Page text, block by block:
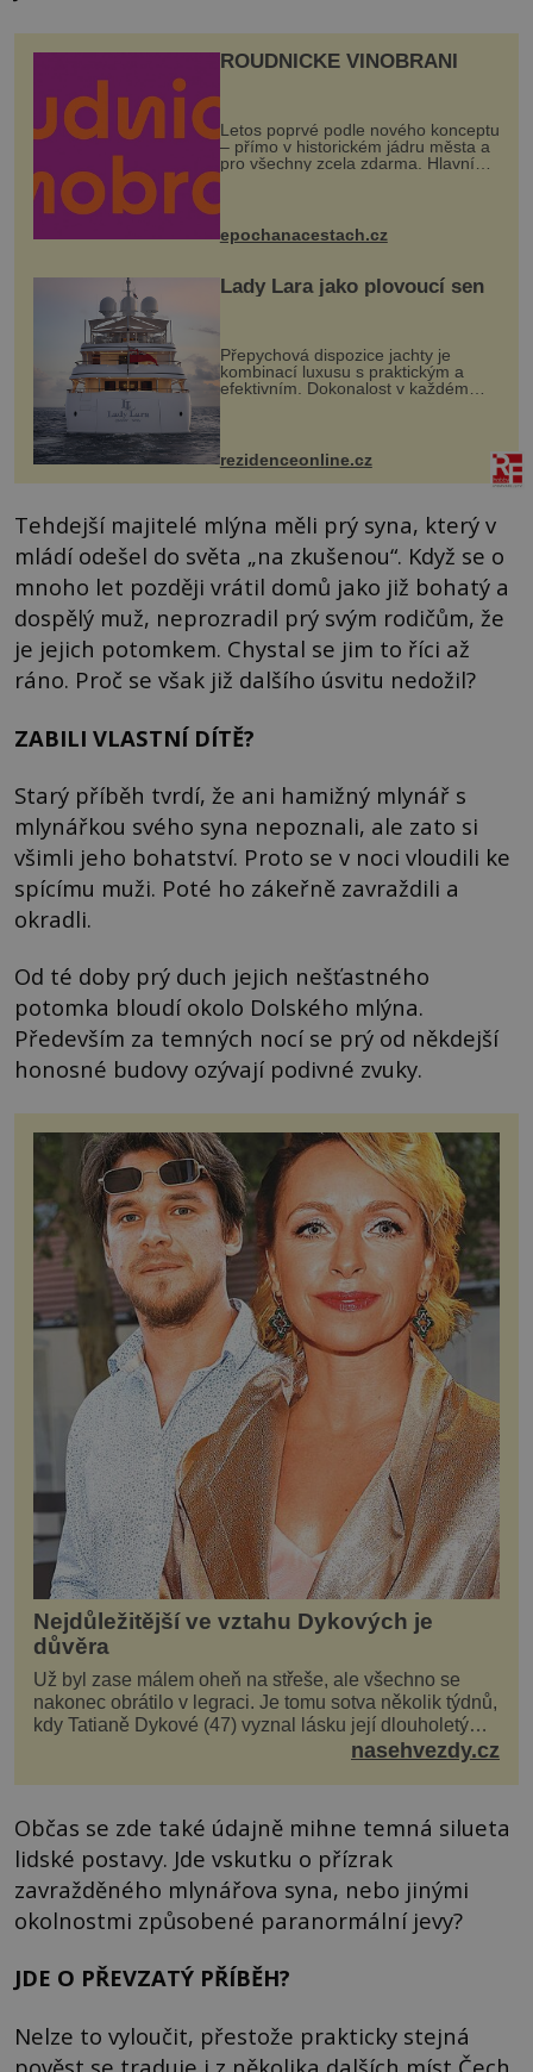
ROUDNICKÉ VINOBRANÍ
Letos poprvé podle nového konceptu
– přímo v historickém jádru města a
pro všechny zcela zdarma. Hlavní
program se odehraje na Karlově a
mohou těšit na víno, burčák, pes...
epochanacestach.cz
Lady Lara jako plovoucí sen
Přepychová dispozice jachty je
kombinací luxusu s praktickým a
efektivním. Dokonalost v každém
detailu představuje značka Fendi
Casa, kterou byly vybaveny její
paluby. Monacký přístav nabízí
každoročn...
rezidenceonline.cz
Tehdejší majitelé mlýna měli prý syna, který v
mládí odešel do světa „na zkušenou“. Když se o
mnoho let později vrátil domů jako již bohatý a
dospělý muž, neprozradil prý svým rodičům, že
je jejich potomkem. Chystal se jim to říci až
ráno. Proč se však již dalšího úsvitu nedožil?
ZABILI VLASTNÍ DÍTĚ?
Starý příběh tvrdí, že ani hamižný mlynář s
mlynářkou svého syna nepoznali, ale zato si
všimli jeho bohatství. Proto se v noci vloudili ke
spícímu muži. Poté ho zákeřně zavraždili a
okradli.
Od té doby prý duch jejich nešťastného
potomka bloudí okolo Dolského mlýna.
Především za temných nocí se prý od někdejší
honosné budovy ozývají podivné zvuky.
Nejdůležitější ve vztahu Dykových je
důvěra
Už byl zase málem oheň na střeše, ale všechno se
nakonec obrátilo v legraci. Je tomu sotva několik týdnů,
kdy Tatianě Dykové (47) vyznal lásku její dlouholetý
kolega a kamarád. Lidé si hned mysleli, ž...nasehvezdy.cz
Občas se zde také údajně mihne temná silueta
lidské postavy. Jde vskutku o přízrak
zavražděného mlynářova syna, nebo jinými
okolnostmi způsobené paranormální jevy?
JDE O PŘEVZATÝ PŘÍBĚH?
Nelze to vyloučit, přestože prakticky stejná